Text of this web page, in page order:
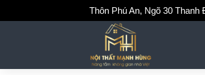
to
Thôn Phú An, Ngõ 30 Thanh